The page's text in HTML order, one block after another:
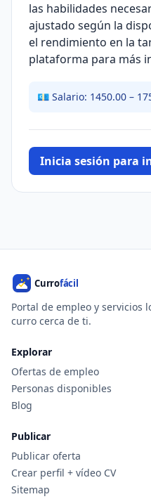
las habilidades
ajustado según la
el rendimiento en la
plataforma para más
💶 Salario: 1450.00 –
Inicia sesión para
Portal de empleo y servicios
curro cerca de ti.
Explorar
Ofertas de empleo
Personas disponibles
Blog
Publicar
Publicar oferta
Crear perfil + vídeo CV
Sitemap